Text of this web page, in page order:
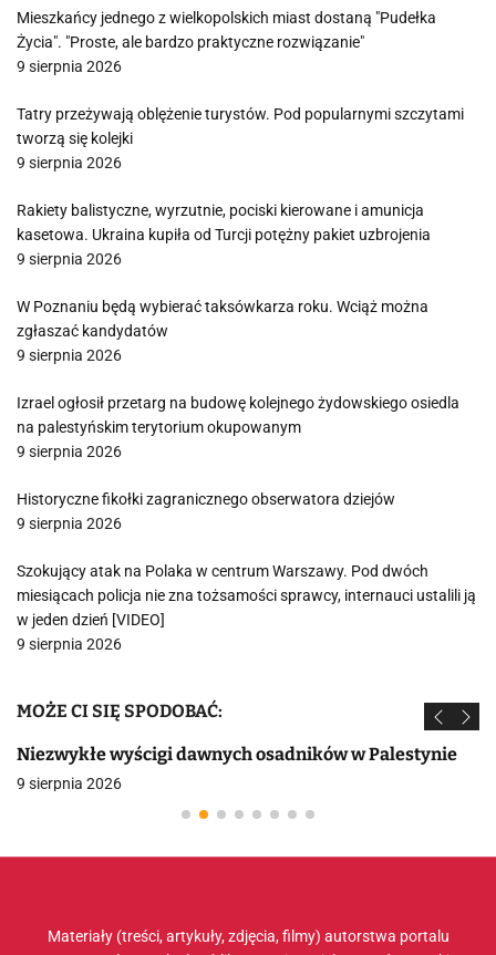
Mieszkańcy jednego z wielkopolskich miast dostaną "Pudełka
Życia". "Proste, ale bardzo praktyczne rozwiązanie"
9 sierpnia 2026
Tatry przeżywają oblężenie turystów. Pod popularnymi szczytami
tworzą się kolejki
9 sierpnia 2026
Rakiety balistyczne, wyrzutnie, pociski kierowane i amunicja
kasetowa. Ukraina kupiła od Turcji potężny pakiet uzbrojenia
9 sierpnia 2026
W Poznaniu będą wybierać taksówkarza roku. Wciąż można
zgłaszać kandydatów
9 sierpnia 2026
Izrael ogłosił przetarg na budowę kolejnego żydowskiego osiedla
na palestyńskim terytorium okupowanym
9 sierpnia 2026
Historyczne fikołki zagranicznego obserwatora dziejów
9 sierpnia 2026
Szokujący atak na Polaka w centrum Warszawy. Pod dwóch
miesiącach policja nie zna tożsamości sprawcy, internauci ustalili ją
w jeden dzień [VIDEO]
9 sierpnia 2026
MOŻE CI SIĘ SPODOBAĆ:
Niezwykłe wyścigi dawnych osadników w Palestynie
9 sierpnia 2026
Materiały (treści, artykuły, zdjęcia, filmy) autorstwa portalu